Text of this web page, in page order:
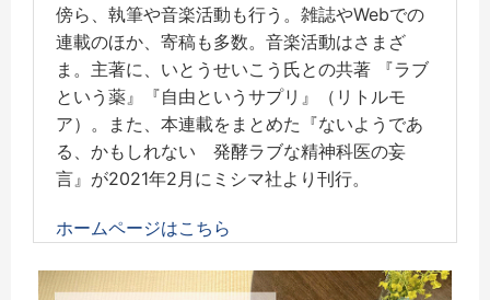
傍ら、執筆や音楽活動も行う。雑誌やWebでの
連載のほか、寄稿も多数。音楽活動はさまざ
ま。主著に、いとうせいこう氏との共著 『ラブ
という薬』『自由というサプリ』（リトルモ
ア）。また、本連載をまとめた『ないようであ
る、かもしれない 発酵ラブな精神科医の妄
言』が2021年2月にミシマ社より刊行。
ホームページはこちら